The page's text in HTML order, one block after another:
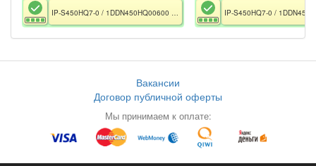
IP-S450HQ7-0 / 1DDN450HQ00600 / 450W / ATX12V v 2.2 / 2xRail 12V / FAN 120m / GPU 6pin / CPU EPS 4+4pin
Вакансии
Договор публичной оферты
Мы принимаем к оплате: